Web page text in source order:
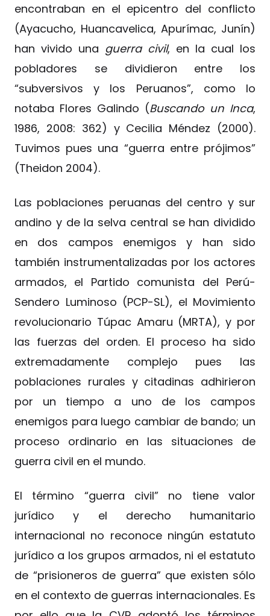
encontraban en el epicentro del conflicto
(Ayacucho, Huancavelica, Apurímac, Junín)
han vivido una guerra civil, en la cual los
pobladores se dividieron entre los
“subversivos y los Peruanos”, como lo
notaba Flores Galindo (Buscando un Inca,
1986, 2008: 362) y Cecilia Méndez (2000).
Tuvimos pues una “guerra entre prójimos”
(Theidon 2004).
Las poblaciones peruanas del centro y sur
andino y de la selva central se han dividido
en dos campos enemigos y han sido
también instrumentalizadas por los actores
armados, el Partido comunista del Perú-
Sendero Luminoso (PCP-SL), el Movimiento
revolucionario Túpac Amaru (MRTA), y por
las fuerzas del orden. El proceso ha sido
extremadamente complejo pues las
poblaciones rurales y citadinas adhirieron
por un tiempo a uno de los campos
enemigos para luego cambiar de bando; un
proceso ordinario en las situaciones de
guerra civil en el mundo.
El término “guerra civil” no tiene valor
jurídico y el derecho humanitario
internacional no reconoce ningún estatuto
jurídico a los grupos armados, ni el estatuto
de “prisioneros de guerra” que existen sólo
en el contexto de guerras internacionales. Es